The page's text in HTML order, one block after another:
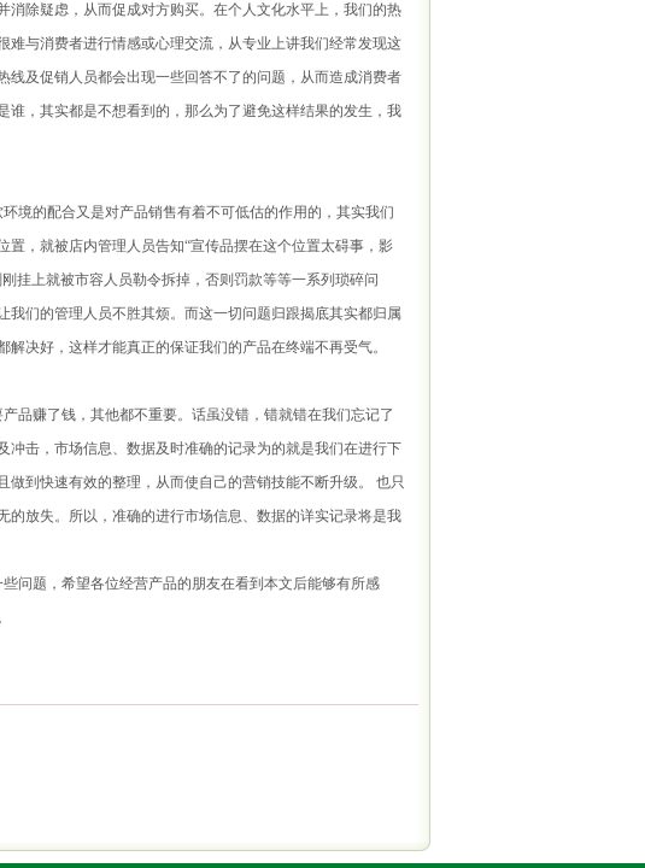
除疑虑，从而促成对方购买。在个人文化水平上，我们的热
与消费者进行情感或心理交流，从专业上讲我们经常发现这
及促销人员都会出现一些回答不了的问题，从而造成消费者
，其实都是不想看到的，那么为了避免这样结果的发生，我
的配合又是对产品销售有着不可低估的作用的，其实我们
，就被店内管理人员告知“宣传品摆在这个位置太碍事，影
挂上就被市容人员勒令拆掉，否则罚款等等一系列琐碎问
们的管理人员不胜其烦。而这一切问题归跟揭底其实都归属
决好，这样才能真正的保证我们的产品在终端不再受气。
赚了钱，其他都不重要。话虽没错，错就错在我们忘记了
击，市场信息、数据及时准确的记录为的就是我们在进行下
到快速有效的整理，从而使自己的营销技能不断升级。 也只
放失。所以，准确的进行市场信息、数据的详实记录将是我
问题，希望各位经营产品的朋友在看到本文后能够有所感